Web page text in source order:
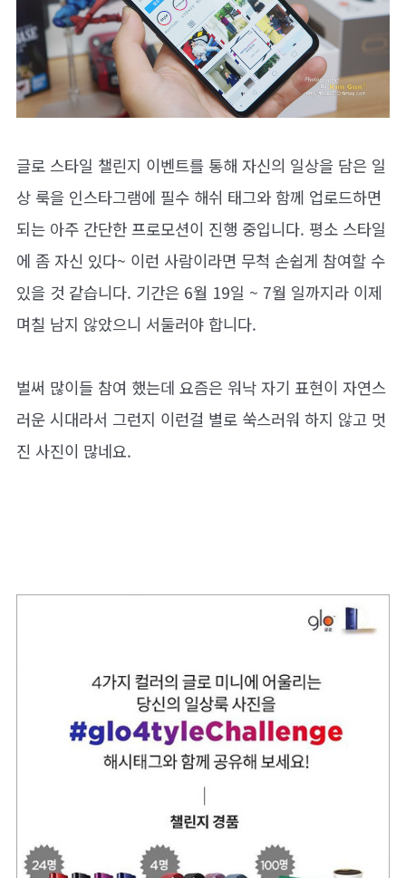
글로 스타일 챌린지 이벤트를 통해 자신의 일상을 담은 일
상 룩을 인스타그램에 필수 해쉬 태그와 함께 업로드하면
되는 아주 간단한 프로모션이 진행 중입니다. 평소 스타일
에 좀 자신 있다~ 이런 사람이라면 무척 손쉽게 참여할 수
있을 것 같습니다. 기간은 6월 19일 ~ 7월 일까지라 이제
며칠 남지 않았으니 서둘러야 합니다.
벌써 많이들 참여 했는데 요즘은 워낙 자기 표현이 자연스
러운 시대라서 그런지 이런걸 별로 쑥스러워 하지 않고 멋
진 사진이 많네요.